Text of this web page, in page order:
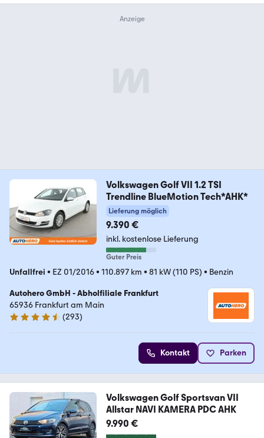
Volkswagen Golf VII 1.2 TSI
Trendline BlueMotion Tech*AHK*
Lieferung möglich
9.390 €
inkl. kostenlose Lieferung
Guter Preis
Unfallfrei • EZ 01/2016• 110.897 km • 81 kW (110 PS) • Benzin
Autohero GmbH - Abholfiliale Frankfurt
65936 Frankfurt am Main
4.6 Sterne
(293)
Kontakt Parken
Volkswagen Golf Sportsvan VII
Allstar NAVI KAMERA PDC AHK
9.990 €